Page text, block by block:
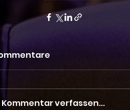
Kommentar verfassen...